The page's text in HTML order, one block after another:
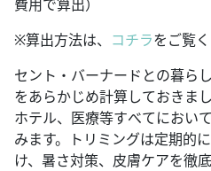
費用で算出）
※算出方法は、 コチラをご覧く
セント・バーナードとの暮ら
をあらかじめ計算しておきま
ホテル、医療等すべてにおい
みます。トリミングは定期的
け、暑さ対策、皮膚ケアを徹底